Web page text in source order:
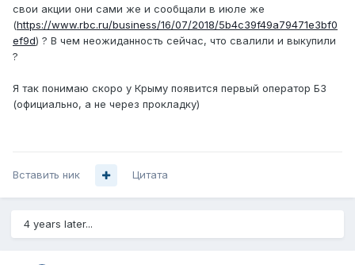
свои акции они сами же и сообщали в июле же
(https://www.rbc.ru/business/16/07/2018/5b4c39f49a79471e3bf0
ef9d) ? В чем неожиданность сейчас, что свалили и выкупили
?
Я так понимаю скоро у Крыму появится первый оператор Б3
(официально, а не через прокладку)
Вставить ник Цитата
4 years later...